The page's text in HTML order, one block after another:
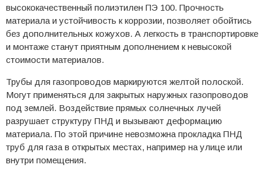
высококачественный полиэтилен ПЭ 100. Прочность
материала и устойчивость к коррозии, позволяет обойтись
без дополнительных кожухов. А легкость в транспортировке
и монтаже станут приятным дополнением к невысокой
стоимости материалов.
Трубы для газопроводов маркируются желтой полоской.
Могут применяться для закрытых наружных газопроводов
под землей. Воздействие прямых солнечных лучей
разрушает структуру ПНД и вызывают деформацию
материала. По этой причине невозможна прокладка ПНД
труб для газа в открытых местах, например на улице или
внутри помещения.